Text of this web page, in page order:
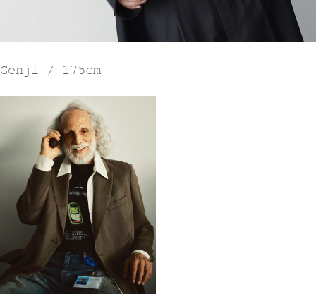
Genji / 175cm